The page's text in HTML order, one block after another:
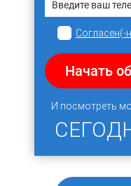
Согласен(-
Начать
И посмотреть